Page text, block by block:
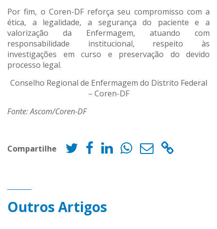
Por fim, o Coren-DF reforça seu compromisso com a
ética, a legalidade, a segurança do paciente e a
valorização da Enfermagem, atuando com
responsabilidade institucional, respeito às
investigações em curso e preservação do devido
processo legal.
Conselho Regional de Enfermagem do Distrito Federal
– Coren-DF
Fonte: Ascom/Coren-DF
Compartilhe
Outros Artigos